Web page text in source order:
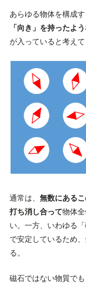
あらゆる物体を構成
「向き」を持ったよ
が入っていると考えて
通常は、 無数にある
打ち消し合って物体
い。一方、いわゆる
で安定しているため
る。
磁石ではない物質で